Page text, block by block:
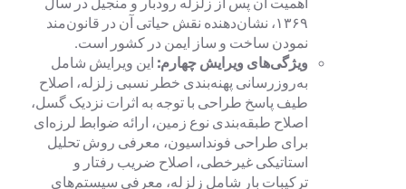
۱۳۶۹، نشان‌دهنده نقش حیاتی آن در قانون‌مند
نمودن ساخت و ساز ایمن در کشور است.
ویژگی‌های ویرایش چهارم: این ویرایش شامل
به‌روزرسانی پهنه‌بندی خطر نسبی زلزله، اصلاح
طیف پاسخ طراحی با توجه به اثرات نزدیک گسل،
اصلاح طبقه‌بندی نوع زمین، ارائه ضوابط لرزه‌ای
برای طراحی فونداسیون، معرفی روش تحلیل
استاتیکی غیرخطی، اصلاح ضریب رفتار و
ترکیبات بار شامل زلزله، معرفی سیستم‌های